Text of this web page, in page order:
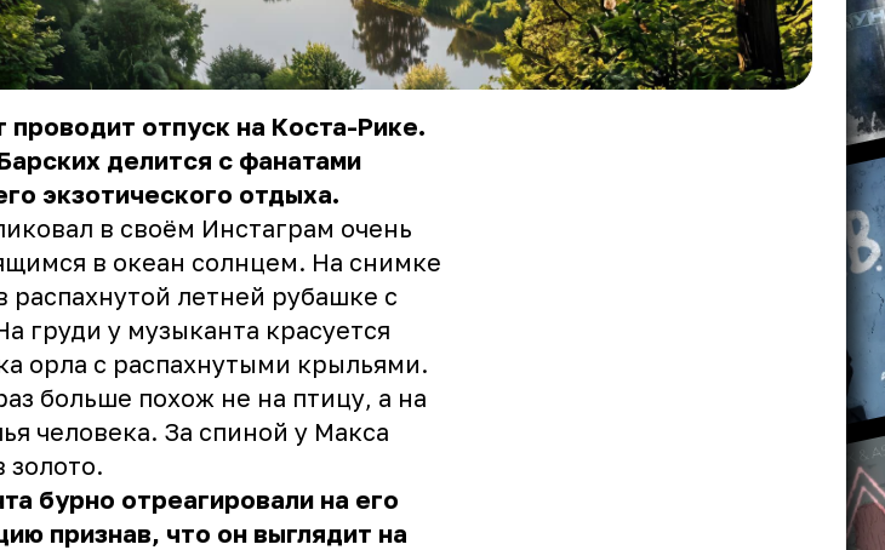
проводит отпуск на Коста-Рике.
делится с фанатами
экзотического отдыха.
в своём Инстаграм очень
в океан солнцем. На снимке
распахнутой летней рубашке с
груди у музыканта красуется
орла с распахнутыми крыльями.
больше похож не на птицу, а на
человека. За спиной у Макса
золото.
бурно отреагировали на его
признав, что он выглядит на